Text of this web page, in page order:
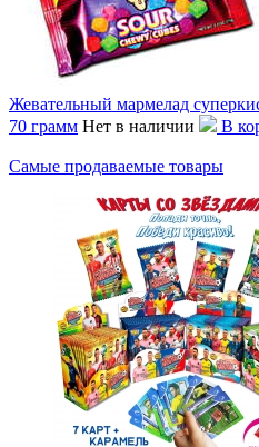
Жевательный мармелад
70 грамм Нет в наличии В
Самые продаваемые товары